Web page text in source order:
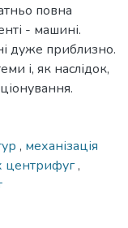
повна
- машині.
дуже приблизно.
і, як наслідок,
, механізація
центрифуг,